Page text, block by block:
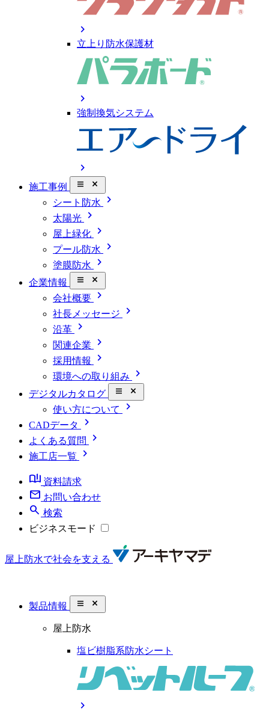
chevron_right
立上り防水保護材
chevron_right
強制換気システム
chevron_right
施工事例 close_small
シート防水 chevron_right
太陽光 chevron_right
屋上緑化 chevron_right
プール防水 chevron_right
塗膜防水 chevron_right
企業情報 close_small
会社概要 chevron_right
社長メッセージ chevron_right
沿革 chevron_right
関連企業 chevron_right
採用情報 chevron_right
環境への取り組み chevron_right
デジタルカタログ close_small
使い方について chevron_right
CADデータ chevron_right
よくある質問 chevron_right
施工店一覧
chevron_right
book_ribbon 資料請求
mail お問い合わせ
search 検索
ビジネスモード
屋上防水で社会を支える
製品情報 close_small
屋上防水
塩ビ樹脂系防水シート
chevron_right